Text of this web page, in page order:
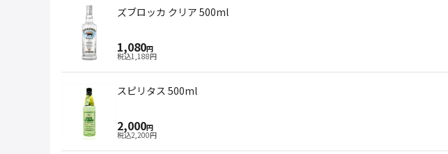
ズブロッカ クリア 500ml
1,080円
税込1,188円
スピリタス 500ml
2,000円
税込2,200円